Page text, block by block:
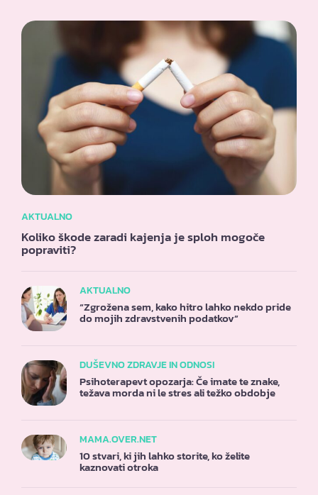
AKTUALNO
Koliko škode zaradi kajenja je sploh mogoče
popraviti?
AKTUALNO
“Zgrožena sem, kako hitro lahko nekdo pride
do mojih zdravstvenih podatkov”
DUŠEVNO ZDRAVJE IN ODNOSI
Psihoterapevt opozarja: Če imate te znake,
težava morda ni le stres ali težko obdobje
MAMA.OVER.NET
10 stvari, ki jih lahko storite, ko želite
kaznovati otroka